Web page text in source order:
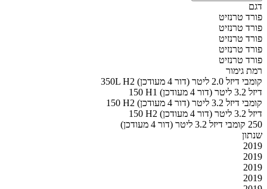
דגם
פורד טרנזיט
פורד טרנזיט
פורד טרנזיט
פורד טרנזיט
פורד טרנזיט
רמת גימור
350L H2 קומבי דיזל 2.0 ליטר (דור 4 מעודכן)
150 H1 דיזל 3.2 ליטר (דור 4 מעודכן)
150 H2 קומבי דיזל 3.2 ליטר (דור 4 מעודכן)
150 H2 דיזל 3.2 ליטר (דור 4 מעודכן)
250 קומבי דיזל 3.2 ליטר (דור 4 מעודכן)
שנתון
2019
2019
2019
2019